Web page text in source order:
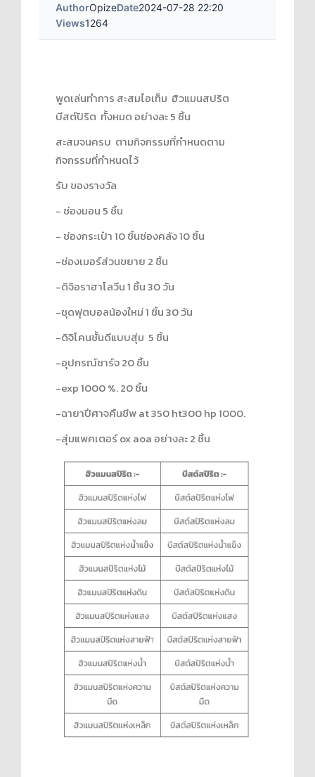
AuthorOpizeDate2024-07-28 22:20
Views1264
พูดเล่นทำการ สะสมไอเท็ม ฮิวแมนสปริต
บีสต์ปิริต ทั้งหมด อย่างละ 5 ชิ้น
สะสมจนครบ ตามกิจกรรมที่กำหนดตาม
กิจกรรมที่กำหนดไว้
รับ ของรางวัล
- ช่องมอน 5 ชิ้น
- ช่องกระเป๋า 10 ชิ้นช่องคลัง 10 ชิ้น
-ช่องเมอร์ส่วนขยาย 2 ชิ้น
-ดิจิอราฮาโลวีน 1 ชิ้น 30 วัน
-ชุดฟุตบอลน้องใหม่ 1 ชิ้น 30 วัน
-ดิจิโคนชั้นดีแบบสุ่ม 5 ชิ้น
-อุปกรณ์ชาร์จ 20 ชิ้น
-exp 1000 %. 20 ชิ้น
-ฉายาปีศาจคืนชีพ at 350 ht300 hp 1000.
-สุ่มแพคเตอร์ ox aoa อย่างละ 2 ชิ้น